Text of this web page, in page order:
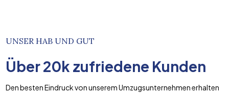
UNSER HAB UND GUT
Über20k zufriedene Kunden
Den besten Eindruck von unserem Umzugsunternehmen erhalten